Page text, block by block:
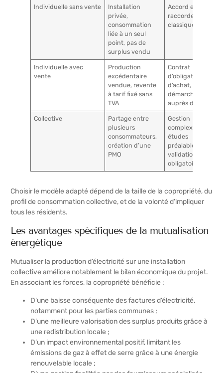
Individuelle sans vente
Installation
privée,
consommation
liée à un seul
point, pas de
surplus vendu
Accord en AG,
raccordement
classique
Individuelle avec
vente
Production
excédentaire
vendue, revente
à tarif fixé sans
TVA
Contrat
d’obligation
d’achat,
démarches
auprès d’EDF
Collective
Partage entre
plusieurs
consommateurs,
création d’une
PMO
Gestion
complexe,
études
préalables,
validation AG
obligatoire
Choisir le modèle adapté dépend de la taille de la copropriété, du
profil de consommation collective, et de la volonté d’impliquer
tous les résidents.
Les avantages spécifiques de la mutualisation
énergétique
Mutualiser la production d’électricité sur une installation
collective améliore notablement le bilan économique du projet.
En associant les forces, la copropriété bénéficie :
D’une baisse conséquente des factures d’électricité,
notamment pour les parties communes ;
D’une meilleure valorisation des surplus produits grâce à
une redistribution locale ;
D’un impact environnemental positif, limitant les
émissions de gaz à effet de serre grâce à une énergie
renouvelable locale ;